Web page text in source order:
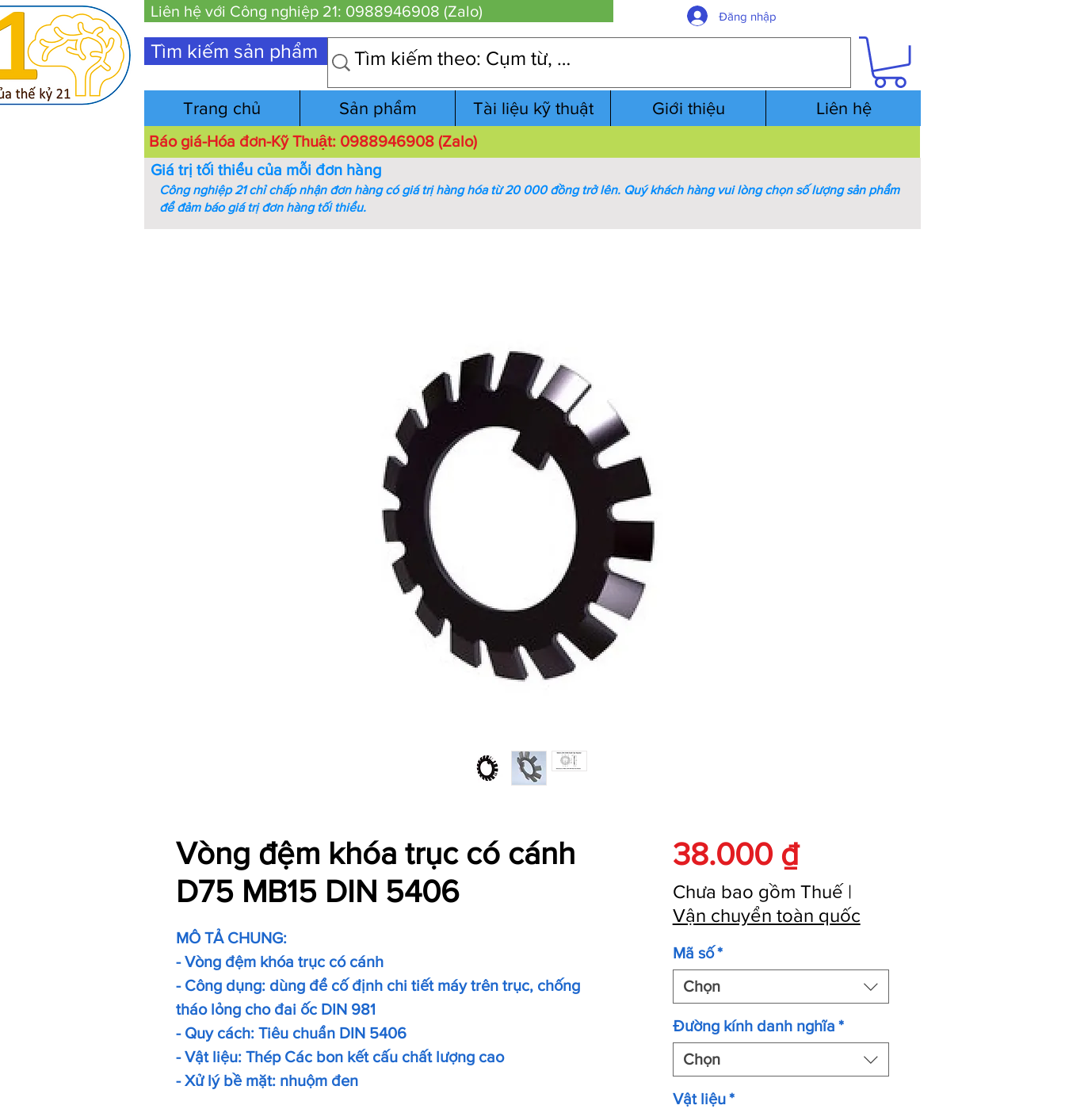
Liên hệ với Công nghiệp 21: 0988946908 (Zalo) Đăng nhập
Tìm kiếm sản phẩm
Trang chủ Sản phẩm Tài liệu kỹ thuật Giới thiệu Liên hệ
Báo giá-Hóa đơn-Kỹ Thuật: 0988946908 (Zalo)
Vòng đệm khóa trục có cánh
D75 MB15 DIN 5406
MÔ TẢ CHUNG:
- Vòng đệm khóa trục có cánh
- Công dụng: dùng để cố định chi tiết máy trên trục, chống
tháo lỏng cho đai ốc DIN 981
- Quy cách: Tiêu chuẩn DIN 5406
- Vật liệu: Thép Các bon kết cấu chất lượng cao
- Xử lý bề mặt: nhuộm đen
38.000 ₫Giá
Chưa bao gồm Thuế|
Vận chuyển toàn quốc
Mã số*
Chọn
Đường kính danh nghĩa *
Chọn
Vật liệu*
Giá trị tối thiểu của mỗi đơn hàng
Công nghiệp 21 chỉ chấp nhận đơn hàng có giá trị hàng hóa từ 20 000 đồng trở lên. Quý khách hàng vui lòng chọn số lượng sản phẩm
để đảm báo giá trị đơn hàng tối thiểu.